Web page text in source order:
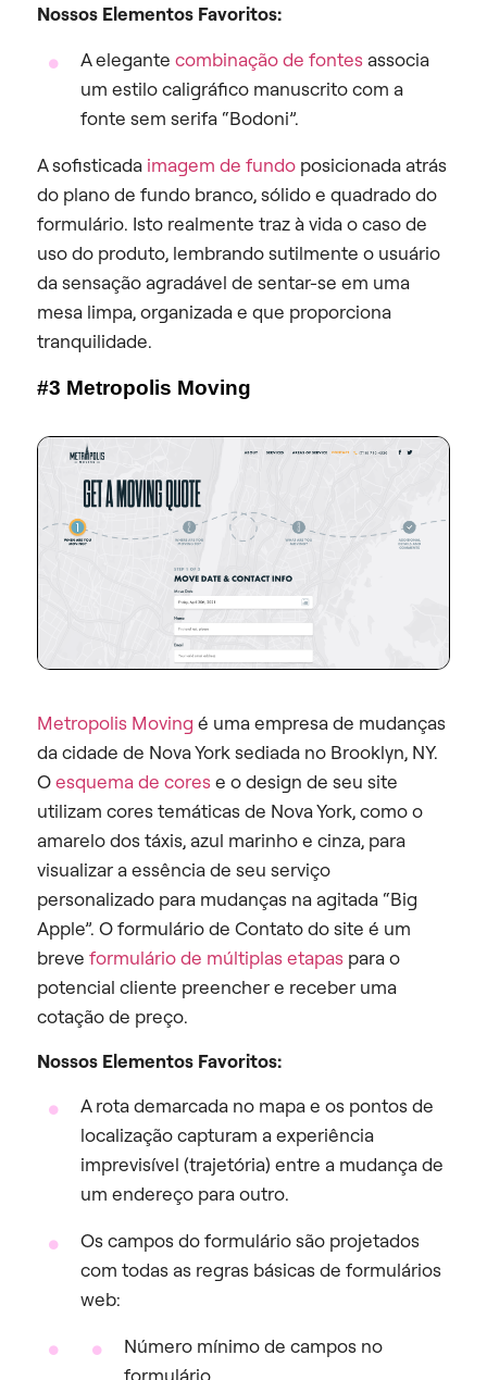
Nossos Elementos Favoritos:
A elegante combinação de fontes associa
um estilo caligráfico manuscrito com a
fonte sem serifa “Bodoni”.
A sofisticada imagem de fundo posicionada atrás
do plano de fundo branco, sólido e quadrado do
formulário. Isto realmente traz à vida o caso de
uso do produto, lembrando sutilmente o usuário
da sensação agradável de sentar-se em uma
mesa limpa, organizada e que proporciona
tranquilidade.
#3 Metropolis Moving
Metropolis Moving é uma empresa de mudanças
da cidade de Nova York sediada no Brooklyn, NY.
Oesquema de corese o design de seu site
utilizam cores temáticas de Nova York, como o
amarelo dos táxis, azul marinho e cinza, para
visualizar a essência de seu serviço
personalizado para mudanças na agitada “Big
Apple”. O formulário de Contato do site é um
breve formulário de múltiplas etapas para o
potencial cliente preencher e receber uma
cotação de preço.
Nossos Elementos Favoritos:
A rota demarcada no mapa e os pontos de
localização capturam a experiência
imprevisível (trajetória) entre a mudança de
um endereço para outro.
Os campos do formulário são projetados
com todas as regras básicas de formulários
web:
Número mínimo de campos no
formulário